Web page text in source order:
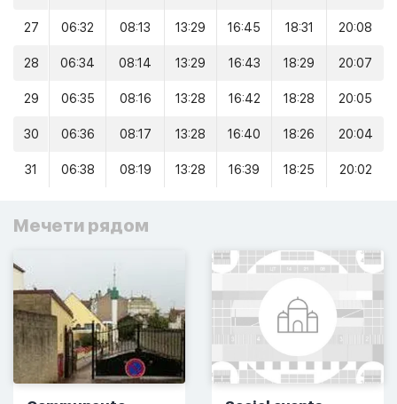
27 06:32 08:13 13:29 16:45 18:31 20:08
28 06:34 08:14 13:29 16:43 18:29 20:07
29 06:35 08:16 13:28 16:42 18:28 20:05
30 06:36 08:17 13:28 16:40 18:26 20:04
31 06:38 08:19 13:28 16:39 18:25 20:02
Мечети рядом